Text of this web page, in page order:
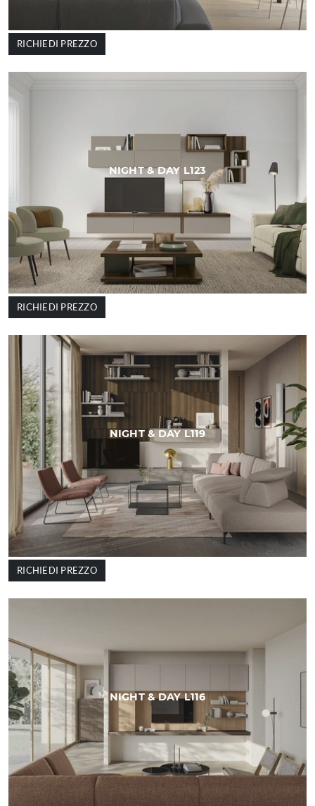
RICHIEDI PREZZO
NIGHT & DAY L123
RICHIEDI PREZZO
NIGHT & DAY L119
RICHIEDI PREZZO
NIGHT & DAY L116